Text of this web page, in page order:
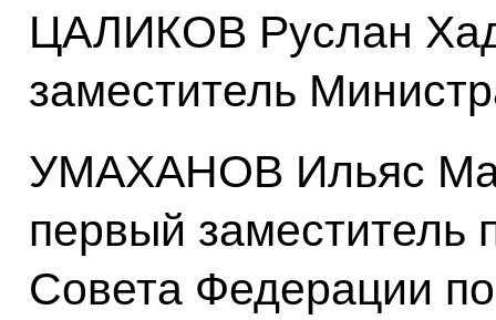
ЦАЛИКОВ Руслан
заместитель
УМАХАНОВ Ильяс
первый заместитель
Совета Федерации